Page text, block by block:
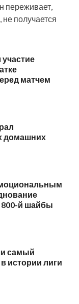
переживает,
не получается
матчем
домашних
й шайбы
самый
истории лиги